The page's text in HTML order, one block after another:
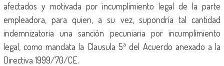
afectados y motivada por incumplimiento legal de la parte
empleadora, para quien, a su vez, supondría tal cantidad
indemnizatoria una sanción pecuniaria por incumplimiento
legal, como mandata la Clausula 5ª del Acuerdo anexado a la
Directiva 1999/70/CE.